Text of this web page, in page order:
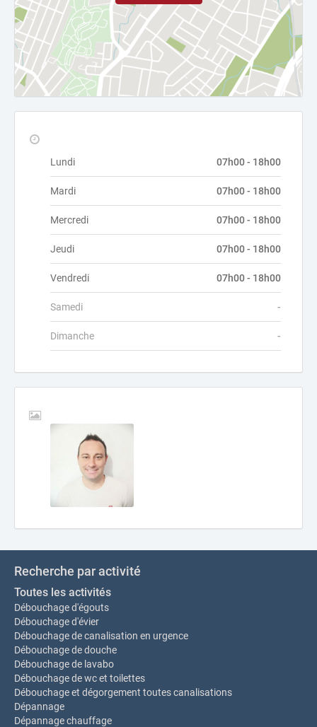
Lundi 07h00 - 18h00
Mardi 07h00 - 18h00
Mercredi 07h00 - 18h00
Jeudi 07h00 - 18h00
Vendredi 07h00 - 18h00
Samedi -
Dimanche -
Recherche par activité
Toutes les activités
Débouchage d'égouts
Débouchage d'évier
Débouchage de canalisation en urgence
Débouchage de douche
Débouchage de lavabo
Débouchage de wc et toilettes
Débouchage et dégorgement toutes canalisations
Dépannage
Dépannage chauffage